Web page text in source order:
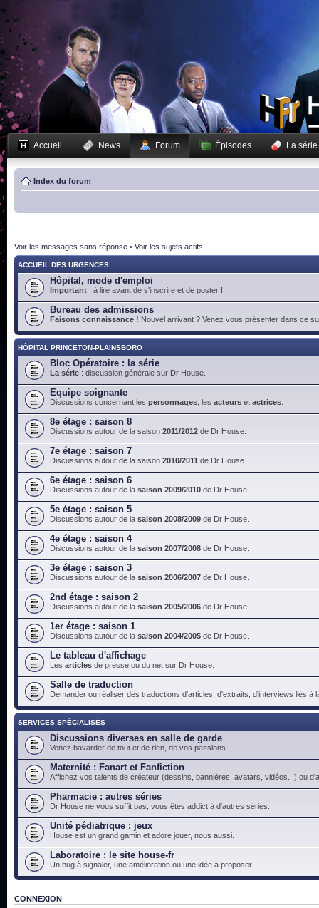
Accueil News Forum Épisodes La série
Index du forum
Voir les messages sans réponse • Voir les sujets actifs
ACCUEIL DES URGENCES
Hôpital, mode d'emploi
Important : à lire avant de s'inscrire et de poster !
Bureau des admissions
Faisons connaissance ! Nouvel arrivant ? Venez vous présenter dans ce
HÔPITAL PRINCETON-PLAINSBORO
Bloc Opératoire : la série
La série : discussion générale sur Dr House.
Equipe soignante
Discussions concernant les personnages , les acteurs et actrices
8e étage : saison 8
Discussions autour de la saison 2011/2012 de Dr House.
7e étage : saison 7
Discussions autour de la saison 2010/2011 de Dr House.
6e étage : saison 6
Discussions autour de la saison 2009/2010 de Dr House.
5e étage : saison 5
Discussions autour de la saison 2008/2009 de Dr House.
4e étage : saison 4
Discussions autour de la saison 2007/2008 de Dr House.
3e étage : saison 3
Discussions autour de la saison 2006/2007 de Dr House.
2nd étage : saison 2
Discussions autour de la saison 2005/2006 de Dr House.
1er étage : saison 1
Discussions autour de la saison 2004/2005 de Dr House.
Le tableau d'affichage
Les articles de presse ou du net sur Dr House.
Salle de traduction
Demander ou réaliser des traductions d'articles, d'extraits, d'interviews liés à
SERVICES SPÉCIALISÉS
Discussions diverses en salle de garde
Venez bavarder de tout et de rien, de vos passions...
Maternité : Fanart et Fanfiction
Affichez vos talents de créateur (dessins, bannières, avatars, vidéos...) ou
Pharmacie : autres séries
Dr House ne vous suffit pas, vous êtes addict à d'autres séries.
Unité pédiatrique : jeux
House est un grand gamin et adore jouer, nous aussi.
Laboratoire : le site house-fr
Un bug à signaler, une amélioration ou une idée à proposer.
CONNEXION